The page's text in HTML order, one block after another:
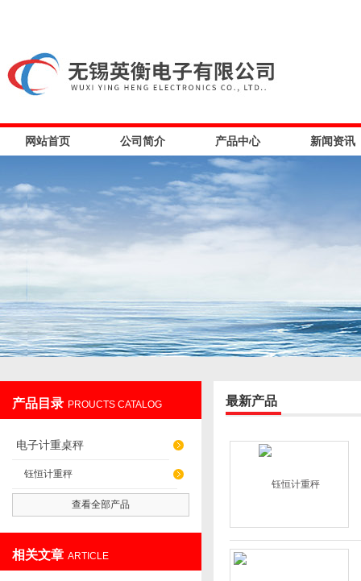
网站首页 公司简介 产品中心 新闻资讯
产品目录 PROUCTS CATALOG
电子计重桌秤
钰恒计重秤
查看全部产品
相关文章 ARTICLE
最新产品